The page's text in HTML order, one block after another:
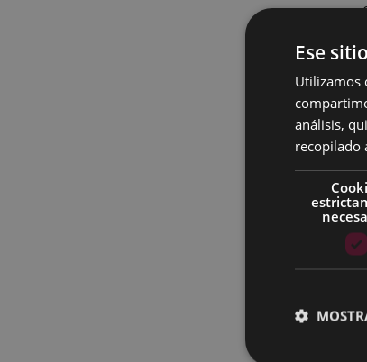
Ese
Utilizamos
análisis,
recopilado